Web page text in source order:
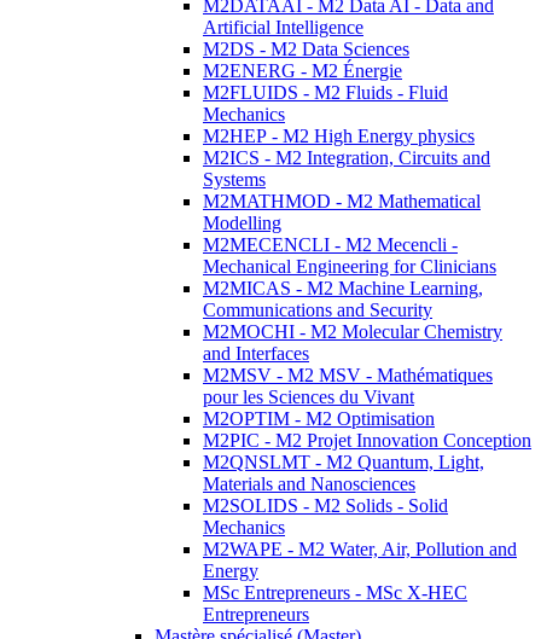
M2DATAAI - M2 Data AI - Data and
Artificial Intelligence
M2DS - M2 Data Sciences
M2ENERG - M2 Énergie
M2FLUIDS - M2 Fluids - Fluid
Mechanics
M2HEP - M2 High Energy physics
M2ICS - M2 Integration, Circuits and
Systems
M2MATHMOD - M2 Mathematical
Modelling
M2MECENCLI - M2 Mecencli -
Mechanical Engineering for Clinicians
M2MICAS - M2 Machine Learning,
Communications and Security
M2MOCHI - M2 Molecular Chemistry
and Interfaces
M2MSV - M2 MSV - Mathématiques
pour les Sciences du Vivant
M2OPTIM - M2 Optimisation
M2PIC - M2 Projet Innovation Conception
M2QNSLMT - M2 Quantum, Light,
Materials and Nanosciences
M2SOLIDS - M2 Solids - Solid
Mechanics
M2WAPE - M2 Water, Air, Pollution and
Energy
MSc Entrepreneurs - MSc X-HEC
Entrepreneurs